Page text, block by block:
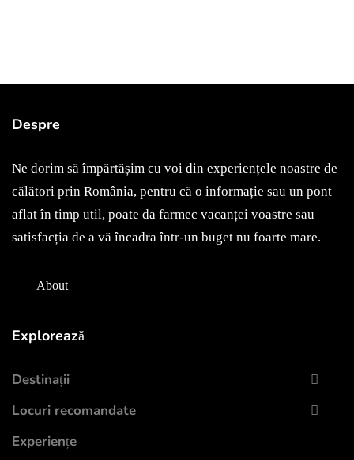
Despre
Ne dorim să împărtășim cu voi din experiențele noastre de
călători prin România, pentru că o informație sau un pont
aflat în timp util, poate da farmec vacanței voastre sau
satisfacția de a vă încadra într-un buget nu foarte mare.
About
Explorează
Destinații
Locuri recomandate
Experiențe